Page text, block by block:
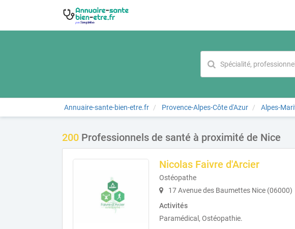
Annuaire-sante-bien-etre.fr Provence-Alpes-Côte d'Azur Alpes-
200 Professionnels de santé à proximité de Nice
Nicolas Faivre d'Arcier
Ostéopathe
17 Avenue des Baumettes Nice (06000)
Activités
Paramédical, Ostéopathie.